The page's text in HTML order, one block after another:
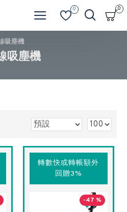
0 0
吸塵機
吸塵機
轉數快或轉帳額外
回贈3%
-47 %